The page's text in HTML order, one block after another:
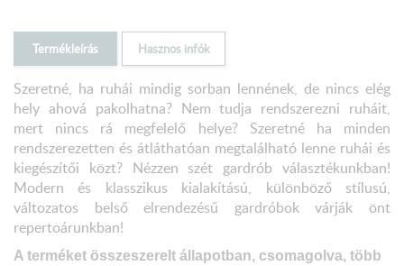
Termékleírás Hasznos infók
Szeretné, ha ruhái mindig sorban lennének, de nincs elég
hely ahová pakolhatna? Nem tudja rendszerezni ruháit,
mert nincs rá megfelelő helye? Szeretné ha minden
rendszerezetten és átláthatóan megtalálható lenne ruhái és
kiegészítői közt? Nézzen szét gardrób választékunkban!
Modern és klasszikus kialakítású, különböző stílusú,
változatos belső elrendezésű gardróbok várják önt
repertoárunkban!
A terméket összeszerelt állapotban, csomagolva, több